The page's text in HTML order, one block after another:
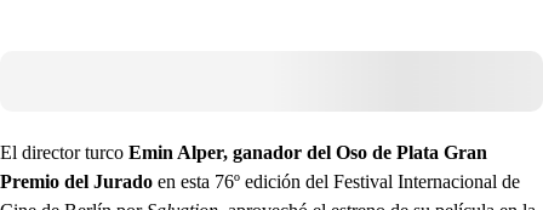
El director turco Emin Alper, ganador del Oso de Plata Gran
Premio del Jurado en esta 76º edición del Festival Internacional de